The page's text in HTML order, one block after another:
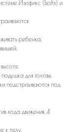
Изофикс (Isofix) и
ребенка.
для головы.
подстраиваются под
хода движения, 4
к телу.